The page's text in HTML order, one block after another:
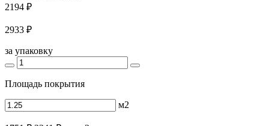
2194 ₽
2933 ₽
за упаковку
Площадь покрытия
м2